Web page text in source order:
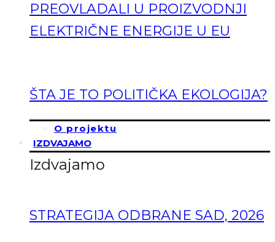
PREOVLADALI U PROIZVODNJI
ELEKTRIČNE ENERGIJE U EU
ŠTA JE TO POLITIČKA EKOLOGIJA?
O projektu
IZDVAJAMO
Izdvajamo
STRATEGIJA ODBRANE SAD, 2026